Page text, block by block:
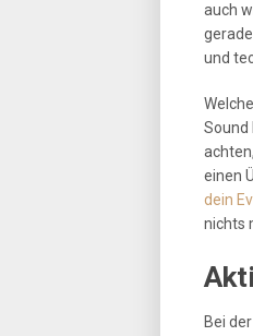
auch
und
Sound
einen
dein
nichts
Bei